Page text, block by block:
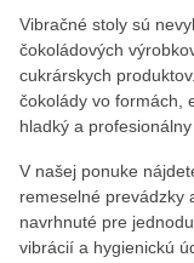
Vibračné stoly sú
čokoládových
cukrárskych
čokolády vo formách,
hladký a
V našej ponuke
remeselné prevádzky
navrhnuté pre
vibrácií a hygienickú